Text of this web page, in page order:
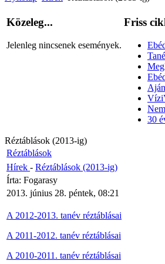
Közeleg...
Jelenleg nincsenek események.
Friss
30
Réztáblások (2013-ig)
Réztáblások
Hírek - Réztáblások (2013-ig)
Írta: Fogarasy
2013. június 28. péntek, 08:21
A 2012-2013. tanév réztáblásai
A 2011-2012. tanév réztáblásai
A 2010-2011. tanév réztáblásai